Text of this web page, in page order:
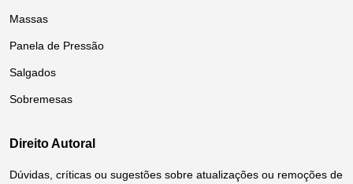
Massas
Panela de Pressão
Salgados
Sobremesas
Direito Autoral
Dúvidas, críticas ou sugestões sobre atualizações ou remoções de